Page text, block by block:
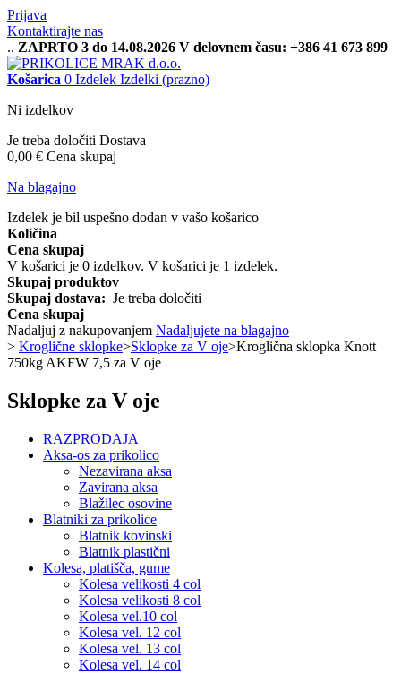
Prijava
Kontaktirajte nas
.. ZAPRTO 3 do 14.08.2026 V delovnem času: +386 41 673 899
Košarica 0 Izdelek Izdelki (prazno)
Ni izdelkov
Je treba določiti Dostava
0,00 € Cena skupaj
Na blagajno
Izdelek je bil uspešno dodan v vašo košarico
Količina
Cena skupaj
V košarici je 0 izdelkov. V košarici je 1 izdelek.
Skupaj produktov
Skupaj dostava: Je treba določiti
Cena skupaj
Nadaljuj z nakupovanjem Nadaljujete na blagajno
> Kroglične sklopke>Sklopke za V oje>Kroglična sklopka Knott
750kg AKFW 7,5 za V oje
Sklopke za V oje
RAZPRODAJA
Aksa-os za prikolico
Nezavirana aksa
Zavirana aksa
Blažilec osovine
Blatniki za prikolice
Blatnik kovinski
Blatnik plastični
Kolesa, platišča, gume
Kolesa velikosti 4 col
Kolesa velikosti 8 col
Kolesa vel.10 col
Kolesa vel. 12 col
Kolesa vel. 13 col
Kolesa vel. 14 col